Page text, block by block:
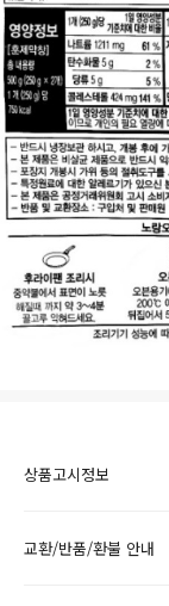
상품고시정보
교환/반품/환불 안내